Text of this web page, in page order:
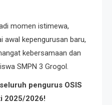
momen istimewa,
awal kepengurusan baru,
kebersamaan dan
SMPN 3 Grogol.
pengurus OSIS
2025/2026!